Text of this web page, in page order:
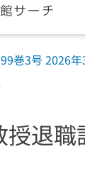
99巻3号 2026年
退職